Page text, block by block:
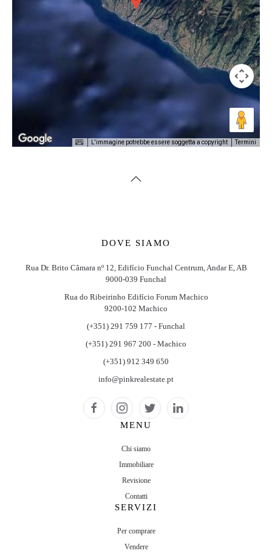
L'immagine potrebbe essere soggetta a copyright Termini
DOVE SIAMO
Rua Dr. Brito Câmara nº 12, Edifício Funchal Centrum, Andar E, AB
9000-039 Funchal
Rua do Ribeirinho Edifício Forum Machico
9200-102 Machico
(+351) 291 759 177 - Funchal
(+351) 291 967 200 - Machico
(+351) 912 349 650
info@pinkrealestate.pt
MENU
Chi siamo
Immobiliare
Revisione
Contatti
SERVIZI
Per comprare
Vendere